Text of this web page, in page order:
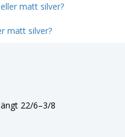
matt silver?
matt silver?
22/6–3/8